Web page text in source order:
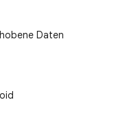
Daten